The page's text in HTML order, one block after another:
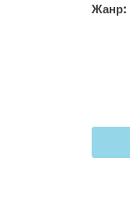
Жанр: